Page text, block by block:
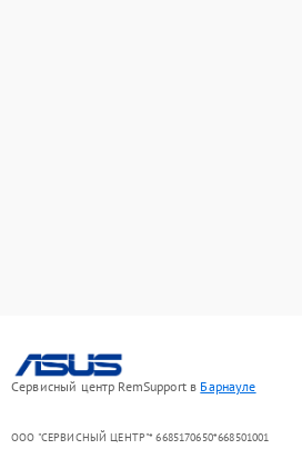
Сервисный центр RemSupport в Барнауле
ООО "СЕРВИСНЫЙ ЦЕНТР"* 6685170650*668501001